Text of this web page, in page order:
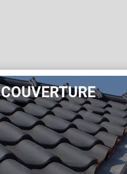
COUVERTURE